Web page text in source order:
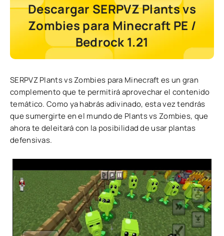
Descargar SERPVZ Plants vs
Zombies para Minecraft PE /
Bedrock 1.21
SERPVZ Plants vs Zombies para Minecraft es un gran
complemento que te permitirá aprovechar el contenido
temático. Como ya habrás adivinado, esta vez tendrás
que sumergirte en el mundo de Plants vs Zombies, que
ahora te deleitará con la posibilidad de usar plantas
defensivas.